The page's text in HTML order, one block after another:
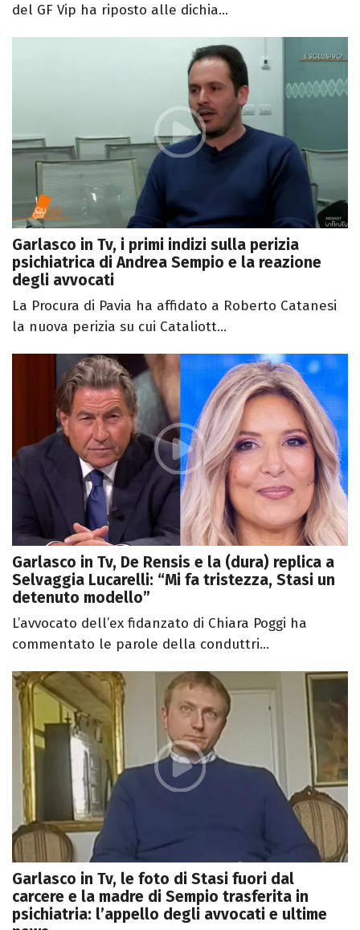
del GF Vip ha riposto alle dichia...
Garlasco in Tv, i primi indizi sulla perizia
psichiatrica di Andrea Sempio e la reazione
degli avvocati
La Procura di Pavia ha affidato a Roberto Catanesi
la nuova perizia su cui Cataliott...
Garlasco in Tv, De Rensis e la (dura) replica a
Selvaggia Lucarelli: “Mi fa tristezza, Stasi un
detenuto modello”
L’avvocato dell’ex fidanzato di Chiara Poggi ha
commentato le parole della conduttri...
Garlasco in Tv, le foto di Stasi fuori dal
carcere e la madre di Sempio trasferita in
psichiatria: l’appello degli avvocati e ultime